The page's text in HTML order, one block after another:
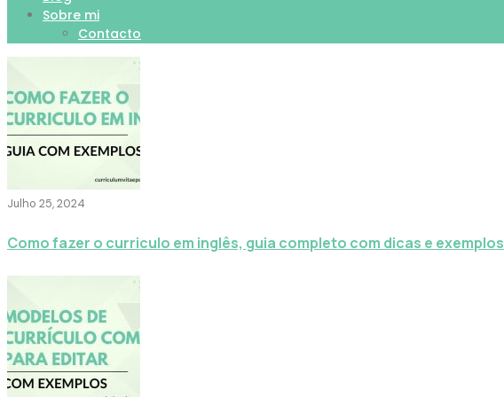
Sobre mi
Contacto
Julho 25, 2024
Como fazer o curriculo em inglês, guia completo com dicas e exemplos